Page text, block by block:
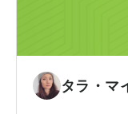
料
の
ィ
タラ・マ